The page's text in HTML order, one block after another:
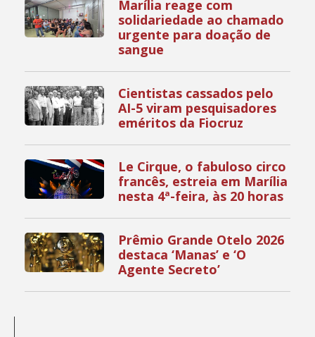
Marília reage com
solidariedade ao chamado
urgente para doação de
sangue
Cientistas cassados pelo
AI-5 viram pesquisadores
eméritos da Fiocruz
Le Cirque, o fabuloso circo
francês, estreia em Marília
nesta 4ª-feira, às 20 horas
Prêmio Grande Otelo 2026
destaca ‘Manas’ e ‘O
Agente Secreto’